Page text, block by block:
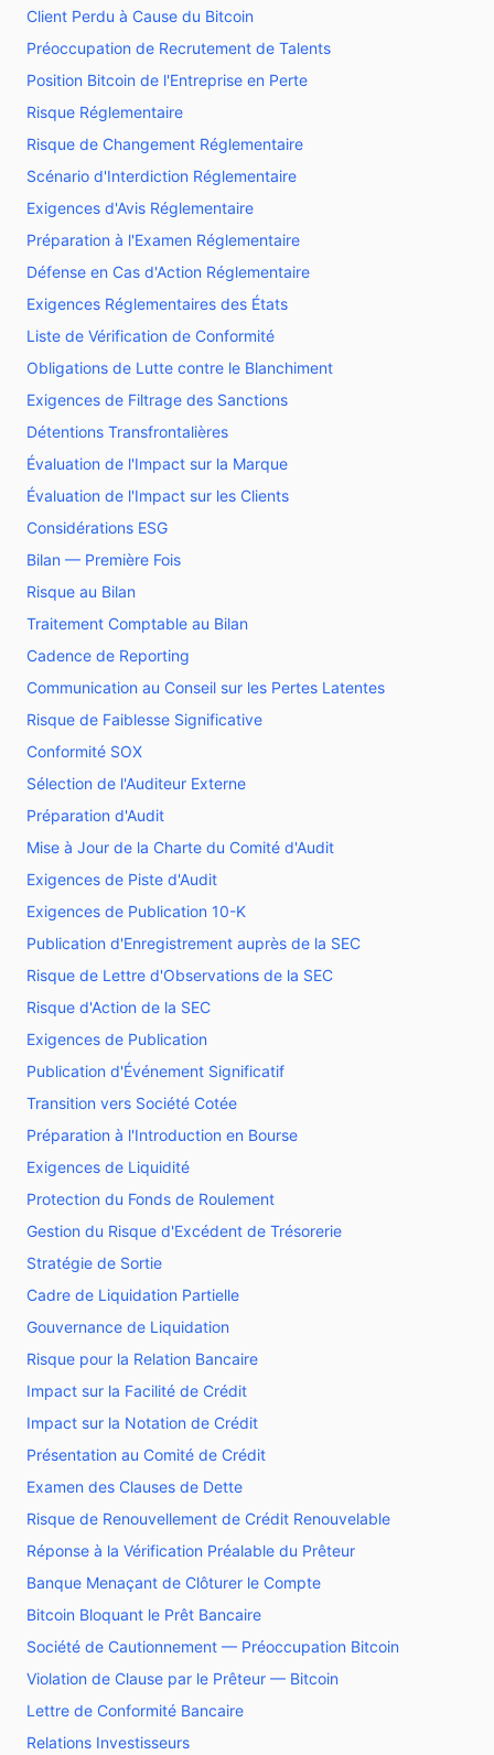
Client Perdu à Cause du Bitcoin
Préoccupation de Recrutement de Talents
Position Bitcoin de l'Entreprise en Perte
Risque Réglementaire
Risque de Changement Réglementaire
Scénario d'Interdiction Réglementaire
Exigences d'Avis Réglementaire
Préparation à l'Examen Réglementaire
Défense en Cas d'Action Réglementaire
Exigences Réglementaires des États
Liste de Vérification de Conformité
Obligations de Lutte contre le Blanchiment
Exigences de Filtrage des Sanctions
Détentions Transfrontalières
Évaluation de l'Impact sur la Marque
Évaluation de l'Impact sur les Clients
Considérations ESG
Bilan — Première Fois
Risque au Bilan
Traitement Comptable au Bilan
Cadence de Reporting
Communication au Conseil sur les Pertes Latentes
Risque de Faiblesse Significative
Conformité SOX
Sélection de l'Auditeur Externe
Préparation d'Audit
Mise à Jour de la Charte du Comité d'Audit
Exigences de Piste d'Audit
Exigences de Publication 10-K
Publication d'Enregistrement auprès de la SEC
Risque de Lettre d'Observations de la SEC
Risque d'Action de la SEC
Exigences de Publication
Publication d'Événement Significatif
Transition vers Société Cotée
Préparation à l'Introduction en Bourse
Exigences de Liquidité
Protection du Fonds de Roulement
Gestion du Risque d'Excédent de Trésorerie
Stratégie de Sortie
Cadre de Liquidation Partielle
Gouvernance de Liquidation
Risque pour la Relation Bancaire
Impact sur la Facilité de Crédit
Impact sur la Notation de Crédit
Présentation au Comité de Crédit
Examen des Clauses de Dette
Risque de Renouvellement de Crédit Renouvelable
Réponse à la Vérification Préalable du Prêteur
Banque Menaçant de Clôturer le Compte
Bitcoin Bloquant le Prêt Bancaire
Société de Cautionnement — Préoccupation Bitcoin
Violation de Clause par le Prêteur — Bitcoin
Lettre de Conformité Bancaire
Relations Investisseurs